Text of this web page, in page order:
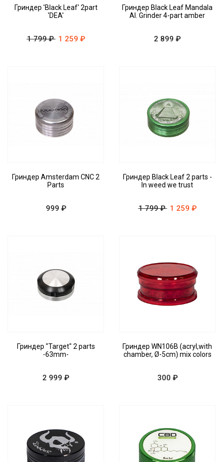
Гриндер 'Black Leaf' 2part
'DEA'
1 799 ₽ 1 259 ₽
Гриндер Black Leaf Mandala
Al. Grinder 4-part amber
2 899 ₽
Гриндер Amsterdam CNC 2
Parts
999 ₽
Гриндер Black Leaf 2 parts -
In weed we trust
1 799 ₽ 1 259 ₽
Гриндер "Target" 2 parts
-63mm-
2 999 ₽
Гриндер WN106B (acryl,with
chamber, Ø-5cm) mix colors
300 ₽